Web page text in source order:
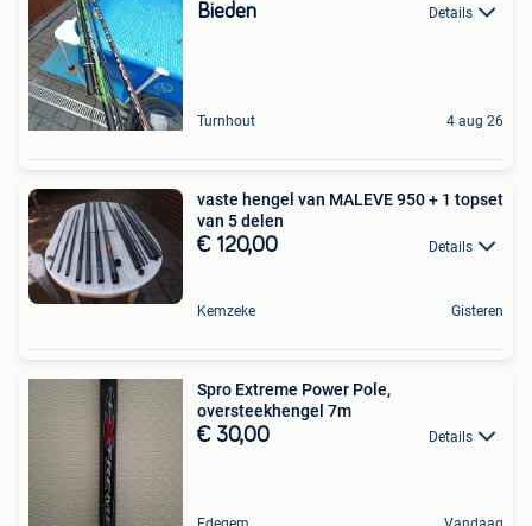
Bieden Details
Turnhout 4 aug 26
vaste hengel van MALEVE 950 + 1 topset
van 5 delen
€ 120,00 Details
Kemzeke Gisteren
Spro Extreme Power Pole,
oversteekhengel 7m
€ 30,00 Details